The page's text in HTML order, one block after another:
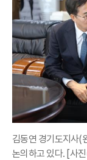
김동연 경기도지사(
논의하고 있다. [사